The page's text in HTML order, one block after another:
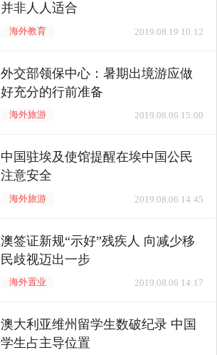
并非人人适合
2019.08.19 10:12
海外教育
外交部领保中心：暑期出境游应做
好充分的行前准备
2019.08.06 15:00
海外旅游
中国驻埃及使馆提醒在埃中国公民
注意安全
2019.08.06 14:45
海外旅游
澳签证新规“示好”残疾人 向减少移
民歧视迈出一步
2019.08.06 14:17
海外置业
澳大利亚维州留学生数破纪录 中国
学生占主导位置